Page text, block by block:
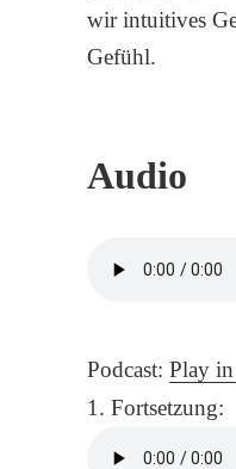
wir intuitives
Gefühl.
Audio
Podcast:Play
1. Fortsetzung: